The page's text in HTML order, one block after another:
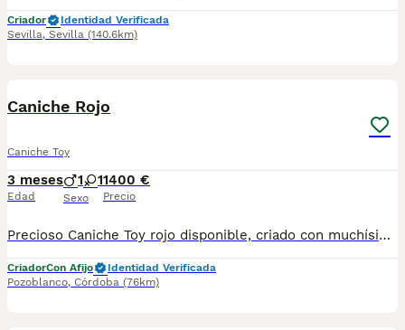
Criador
Identidad Verificada
Sevilla, Sevilla (140.6km)
Caniche Rojo
Caniche Toy
3 meses
Edad
1 1
Sexo
1400 €
Precio
Precioso Caniche Toy rojo disponible, criado con muchísimo cariño y dedicación en entorno familiar. Destaca por su intenso color rojo, su manto rizado de excelente calidad y su carácter dulce, alegre y muy inteligente, típico de la raza. Nuestros cachorros se entregan con todas las garantías: revisión veterinaria, vacunación al día, desparasitaciones correspondientes y cartilla sanitaria. Además, provienen de líneas seleccionadas, buscando siempre la mejor morfología y temperamento. Es un compañero ideal tanto para familias como para personas que buscan un perro pequeño, elegante y muy sociable. Se adapta perfectamente a la vida en casa y disfruta enormemente del contacto humano. Para más información, fotos o vídeos, no dudes en contactar. Estaremos encantados de ayudarte a encontrar a tu compañero perfecto.
CriadorCon Afijo
Identidad Verificada
Pozoblanco, Córdoba (76km)